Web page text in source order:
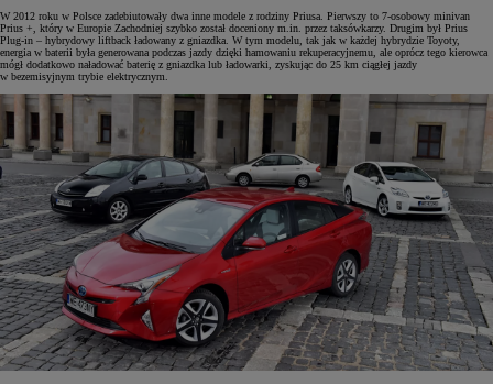
W 2012 roku w Polsce zadebiutowały dwa inne modele z rodziny Priusa. Pierwszy to 7-osobowy minivan
Prius +, który w Europie Zachodniej szybko został doceniony m.in. przez taksówkarzy. Drugim był Prius
Plug-in – hybrydowy liftback ładowany z gniazdka. W tym modelu, tak jak w każdej hybrydzie Toyoty,
energia w baterii była generowana podczas jazdy dzięki hamowaniu rekuperacyjnemu, ale oprócz tego kierowca
mógł dodatkowo naładować baterię z gniazdka lub ładowarki, zyskując do 25 km ciągłej jazdy
w bezemisyjnym trybie elektrycznym.